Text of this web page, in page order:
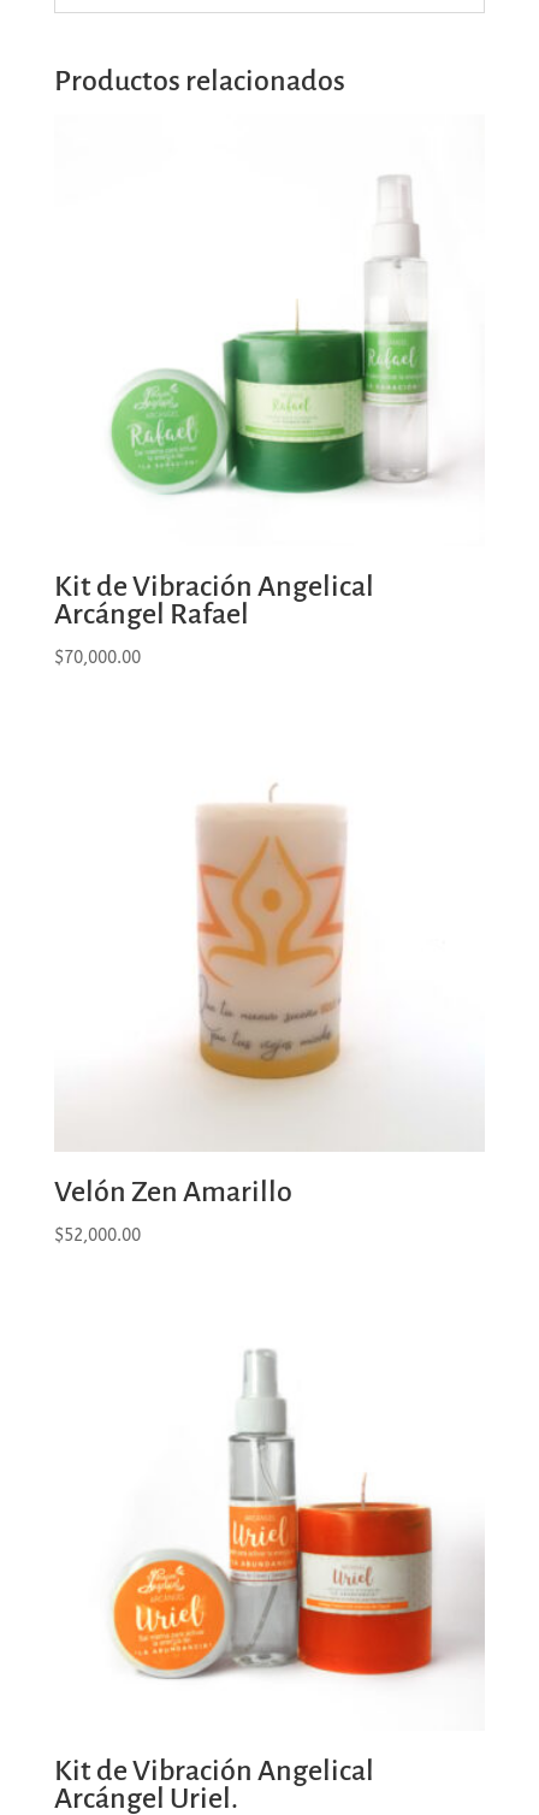
Productos relacionados
Kit de Vibración Angelical
Arcángel Rafael
$70,000.00
Velón Zen Amarillo
$52,000.00
Kit de Vibración Angelical
Arcángel Uriel.